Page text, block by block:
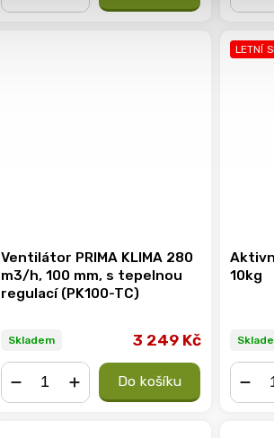
Ventilátor PRIMA KLIMA 280
m3/h, 100 mm, s tepelnou
regulací (PK100-TC)
Skladem 3 249 Kč
Do košíku
LETNÍ
10kg